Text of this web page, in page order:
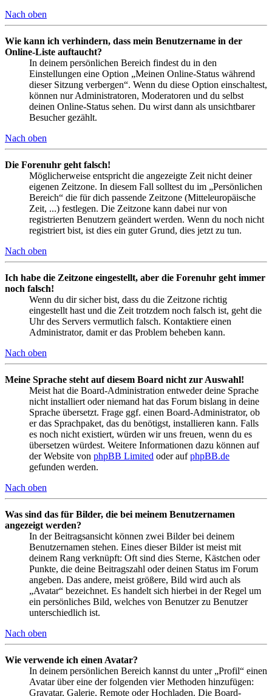
Nach oben
Wie kann ich verhindern, dass mein Benutzername in der
Online-Liste auftaucht?
In deinem persönlichen Bereich findest du in den
Einstellungen eine Option „Meinen Online-Status während
dieser Sitzung verbergen“. Wenn du diese Option einschaltest,
können nur Administratoren, Moderatoren und du selbst
deinen Online-Status sehen. Du wirst dann als unsichtbarer
Besucher gezählt.
Nach oben
Die Forenuhr geht falsch!
Möglicherweise entspricht die angezeigte Zeit nicht deiner
eigenen Zeitzone. In diesem Fall solltest du im „Persönlichen
Bereich“ die für dich passende Zeitzone (Mitteleuropäische
Zeit, ...) festlegen. Die Zeitzone kann dabei nur von
registrierten Benutzern geändert werden. Wenn du noch nicht
registriert bist, ist dies ein guter Grund, dies jetzt zu tun.
Nach oben
Ich habe die Zeitzone eingestellt, aber die Forenuhr geht immer
noch falsch!
Wenn du dir sicher bist, dass du die Zeitzone richtig
eingestellt hast und die Zeit trotzdem noch falsch ist, geht die
Uhr des Servers vermutlich falsch. Kontaktiere einen
Administrator, damit er das Problem beheben kann.
Nach oben
Meine Sprache steht auf diesem Board nicht zur Auswahl!
Meist hat die Board-Administration entweder deine Sprache
nicht installiert oder niemand hat das Forum bislang in deine
Sprache übersetzt. Frage ggf. einen Board-Administrator, ob
er das Sprachpaket, das du benötigst, installieren kann. Falls
es noch nicht existiert, würden wir uns freuen, wenn du es
übersetzen würdest. Weitere Informationen dazu können auf
der Website von phpBB Limited oder aufphpBB.de
gefunden werden.
Nach oben
Was sind das für Bilder, die bei meinem Benutzernamen
angezeigt werden?
In der Beitragsansicht können zwei Bilder bei deinem
Benutzernamen stehen. Eines dieser Bilder ist meist mit
deinem Rang verknüpft: Oft sind dies Sterne, Kästchen oder
Punkte, die deine Beitragszahl oder deinen Status im Forum
angeben. Das andere, meist größere, Bild wird auch als
„Avatar“ bezeichnet. Es handelt sich hierbei in der Regel um
ein persönliches Bild, welches von Benutzer zu Benutzer
unterschiedlich ist.
Nach oben
Wie verwende ich einen Avatar?
In deinem persönlichen Bereich kannst du unter „Profil“ einen
Avatar über eine der folgenden vier Methoden hinzufügen:
Gravatar, Galerie, Remote oder Hochladen. Die Board-